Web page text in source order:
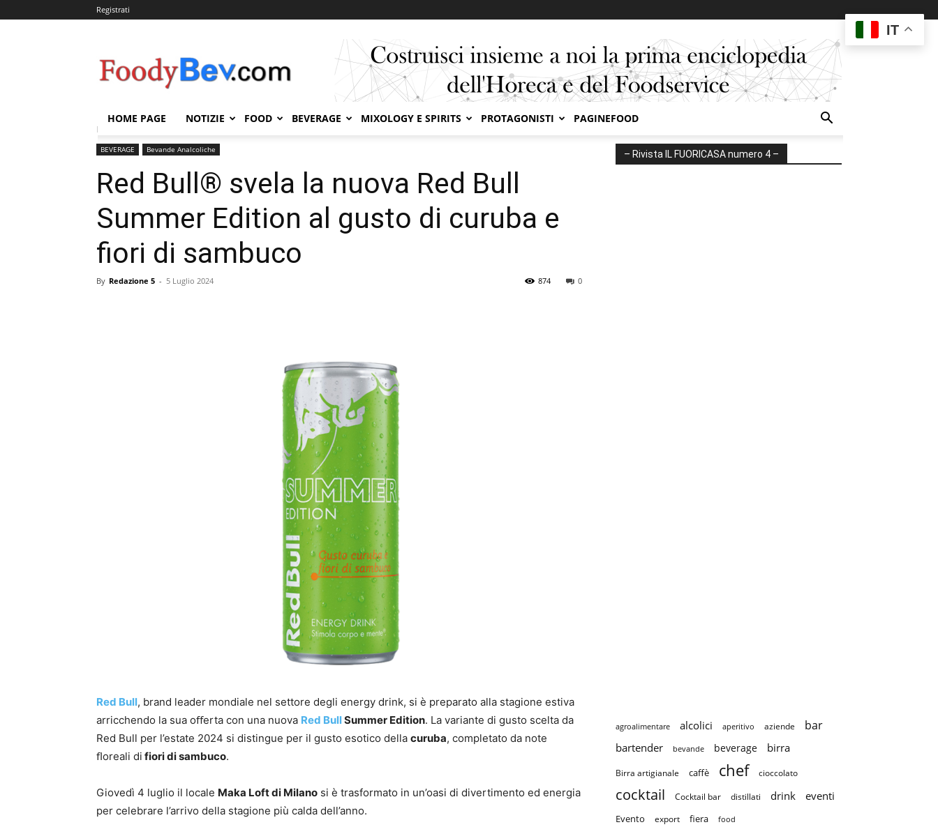
Registrati
HOME PAGE NOTIZIE FOOD BEVERAGE MIXOLOGY E SPIRITS PROTAGONISTI PAGINEFOOD
Home
BEVERAGE Bevande Analcoliche
Red Bull® svela la nuova Red Bull
Summer Edition al gusto di curuba e
fiori di sambuco
By Redazione 5 - 5 Luglio 2024 0
874
Red Bull, brand leader mondiale nel settore degli energy drink, si è preparato alla stagione estiva
arricchendo la sua oﬀerta con una nuova Red BullSummer Edition. La variante di gusto scelta da
Red Bull per l’estate 2024 si distingue per il gusto esotico della curuba, completato da note
ﬂoreali di fiori di sambuco.
Giovedì 4 luglio il locale Maka Loft di Milano si è trasformato in un’oasi di divertimento ed energia
per celebrare l’arrivo della stagione più calda dell’anno.
– Rivista IL FUORICASA numero 4 –
agroalimentare alcolici aperitivo aziende bar
bartender bevande beverage birra
Birra artigianale caffè chef cioccolato
cocktail Cocktail bar distillati drink eventi
Evento export fiera food
IT